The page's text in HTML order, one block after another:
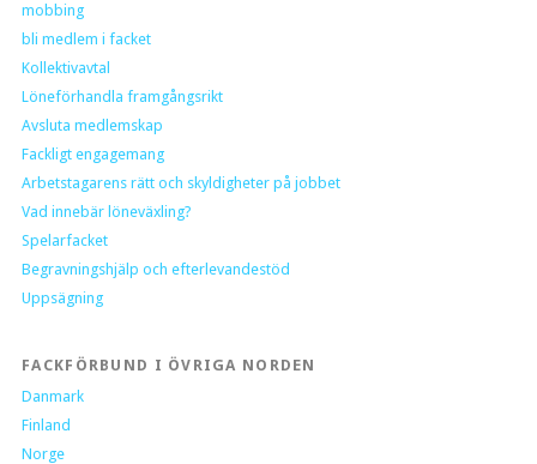
mobbing
bli medlem i facket
Kollektivavtal
Löneförhandla framgångsrikt
Avsluta medlemskap
Fackligt engagemang
Arbetstagarens rätt och skyldigheter på jobbet
Vad innebär löneväxling?
Spelarfacket
Begravningshjälp och efterlevandestöd
Uppsägning
FACKFÖRBUND I ÖVRIGA NORDEN
Danmark
Finland
Norge